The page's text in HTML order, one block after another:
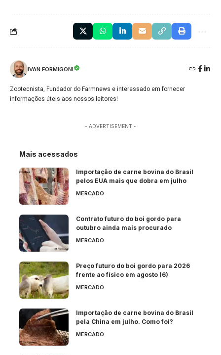
IVAN FORMIGONI
Zootecnista, Fundador do Farmnews e interessado em fornecer
informações úteis aos nossos leitores!
- ADVERTISEMENT -
Mais acessados
Importação de carne bovina do Brasil
pelos EUA mais que dobra em julho
MERCADO
Contrato futuro do boi gordo para
outubro ainda mais procurado
MERCADO
Preço futuro do boi gordo para 2026
frente ao físico em agosto (6)
MERCADO
Importação de carne bovina do Brasil
pela China em julho. Como foi?
MERCADO